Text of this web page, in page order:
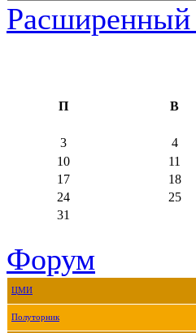
Расширенный
П В
3 4
10
11
17
18
24
25
31
Форум
ЦМИ
Полуторник